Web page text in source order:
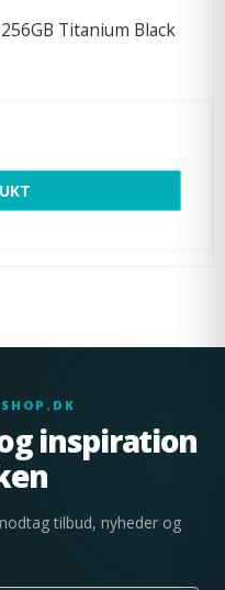
Titanium Black
inspiration
tilbud, nyheder og